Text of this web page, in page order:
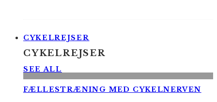
CYKELREJSER
CYKELREJSER
SEE ALL
FÆLLESTRÆNING MED CYKELNERVEN